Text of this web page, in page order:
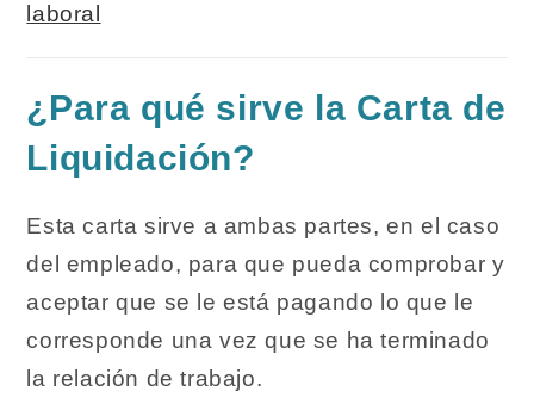
laboral
¿Para qué sirve la Carta de
Liquidación?
Esta carta sirve a ambas partes, en el caso
del empleado, para que pueda comprobar y
aceptar que se le está pagando lo que le
corresponde una vez que se ha terminado
la relación de trabajo.